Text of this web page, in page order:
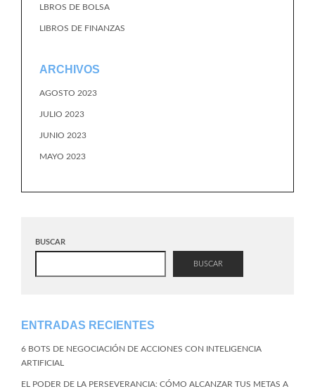
LBROS DE BOLSA
LIBROS DE FINANZAS
ARCHIVOS
AGOSTO 2023
JULIO 2023
JUNIO 2023
MAYO 2023
BUSCAR
BUSCAR
ENTRADAS RECIENTES
6 BOTS DE NEGOCIACIÓN DE ACCIONES CON INTELIGENCIA
ARTIFICIAL
EL PODER DE LA PERSEVERANCIA: CÓMO ALCANZAR TUS METAS A